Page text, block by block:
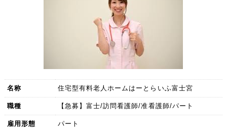
名称 住宅型有料老人ホームはーとらいふ富士宮
職種 【急募】富士/訪問看護師/准看護師/パート
雇用形態 パート